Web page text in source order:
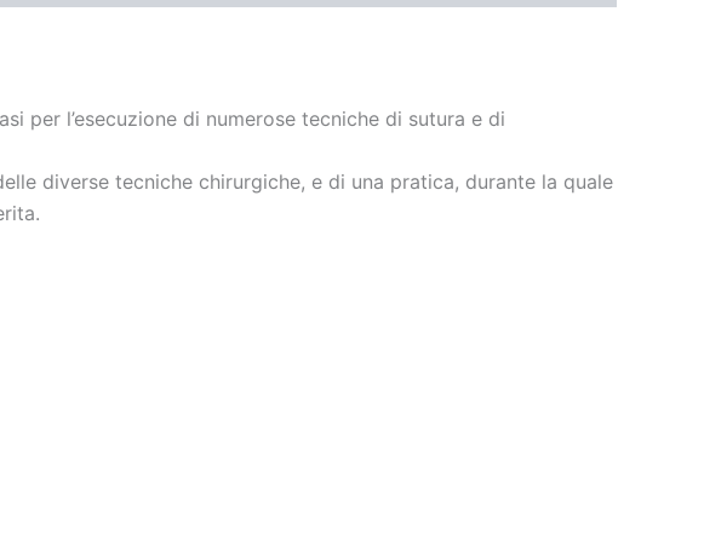
per l’esecuzione di numerose tecniche di sutura e di
diverse tecniche chirurgiche, e di una pratica, durante la quale